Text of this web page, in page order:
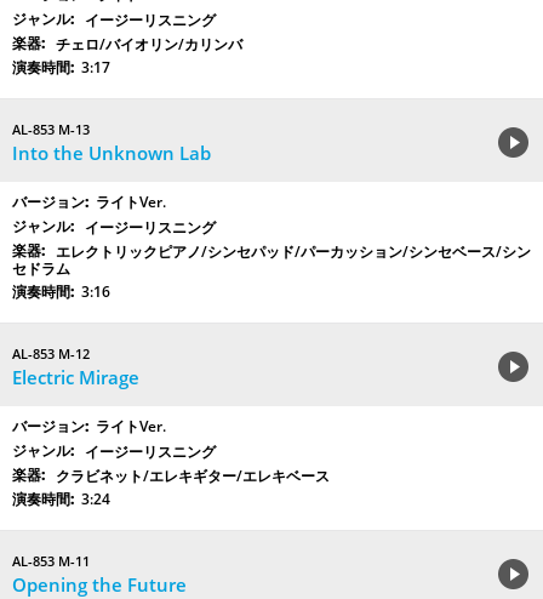
イージーリスニング
チェロ/バイオリン/カリンバ
3:17
AL-853 M-13
Into the Unknown Lab
ライトVer.
イージーリスニング
エレクトリックピアノ/シンセパッド/パーカッション/シンセベース/シン
セドラム
3:16
AL-853 M-12
Electric Mirage
ライトVer.
イージーリスニング
クラビネット/エレキギター/エレキベース
3:24
AL-853 M-11
Opening the Future